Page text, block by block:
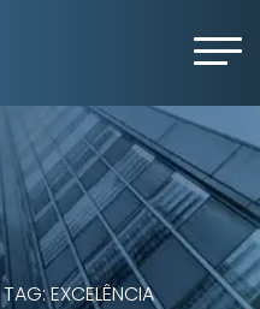
EXCELÊNCIA